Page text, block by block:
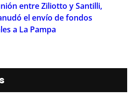
entre Ziliotto y Santilli,
el envío de fondos
a La Pampa